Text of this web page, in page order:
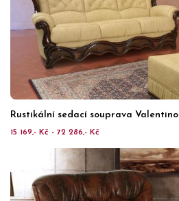
Rustikální sedací souprava Valentino
15 169,- Kč - 72 286,- Kč